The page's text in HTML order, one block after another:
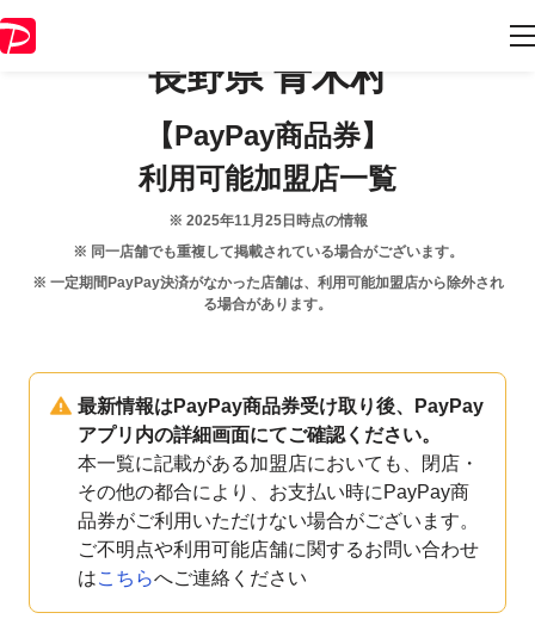
長野県 青木村
【PayPay商品券】
利用可能加盟店一覧
※ 2025年11月25日 時点の情報
※ 同一店舗でも重複して掲載されている場合がございます。
※ 一定期間PayPay決済がなかった店舗は、利用可能加盟店から除外され
る場合があります。
最新情報はPayPay商品券受け取り後、PayPay
アプリ内の詳細画面にてご確認ください。
本一覧に記載がある加盟店においても、閉店・
その他の都合により、お支払い時にPayPay商
品券がご利用いただけない場合がございます。
ご不明点や利用可能店舗に関するお問い合わせ
はこちらへご連絡ください